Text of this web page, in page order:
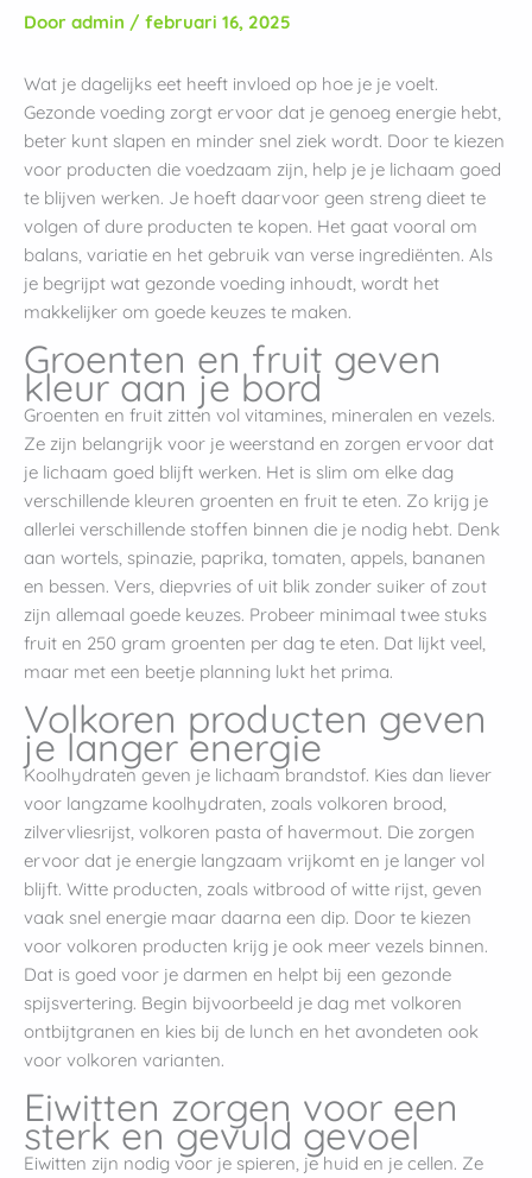
Door admin / februari 16, 2025
Wat je dagelijks eet heeft invloed op hoe je je voelt.
Gezonde voeding zorgt ervoor dat je genoeg energie hebt,
beter kunt slapen en minder snel ziek wordt. Door te kiezen
voor producten die voedzaam zijn, help je je lichaam goed
te blijven werken. Je hoeft daarvoor geen streng dieet te
volgen of dure producten te kopen. Het gaat vooral om
balans, variatie en het gebruik van verse ingrediënten. Als
je begrijpt wat gezonde voeding inhoudt, wordt het
makkelijker om goede keuzes te maken.
Groenten en fruit geven
kleur aan je bord
Groenten en fruit zitten vol vitamines, mineralen en vezels.
Ze zijn belangrijk voor je weerstand en zorgen ervoor dat
je lichaam goed blijft werken. Het is slim om elke dag
verschillende kleuren groenten en fruit te eten. Zo krijg je
allerlei verschillende stoffen binnen die je nodig hebt. Denk
aan wortels, spinazie, paprika, tomaten, appels, bananen
en bessen. Vers, diepvries of uit blik zonder suiker of zout
zijn allemaal goede keuzes. Probeer minimaal twee stuks
fruit en 250 gram groenten per dag te eten. Dat lijkt veel,
maar met een beetje planning lukt het prima.
Volkoren producten geven
je langer energie
Koolhydraten geven je lichaam brandstof. Kies dan liever
voor langzame koolhydraten, zoals volkoren brood,
zilvervliesrijst, volkoren pasta of havermout. Die zorgen
ervoor dat je energie langzaam vrijkomt en je langer vol
blijft. Witte producten, zoals witbrood of witte rijst, geven
vaak snel energie maar daarna een dip. Door te kiezen
voor volkoren producten krijg je ook meer vezels binnen.
Dat is goed voor je darmen en helpt bij een gezonde
spijsvertering. Begin bijvoorbeeld je dag met volkoren
ontbijtgranen en kies bij de lunch en het avondeten ook
voor volkoren varianten.
Eiwitten zorgen voor een
sterk en gevuld gevoel
Eiwitten zijn nodig voor je spieren, je huid en je cellen. Ze